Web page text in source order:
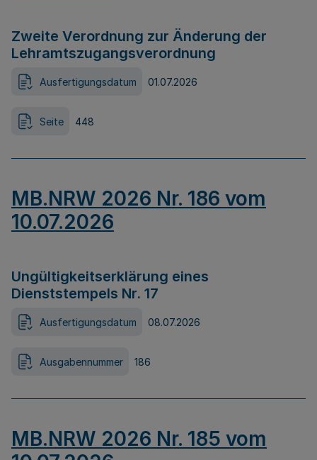
Zweite Verordnung zur Änderung der
Lehramtszugangsverordnung
Ausfertigungsdatum 01.07.2026
Seite 448
MB.NRW 2026 Nr. 186 vom
10.07.2026
Ungültigkeitserklärung eines
Dienststempels Nr. 17
Ausfertigungsdatum 08.07.2026
Ausgabennummer 186
MB.NRW 2026 Nr. 185 vom